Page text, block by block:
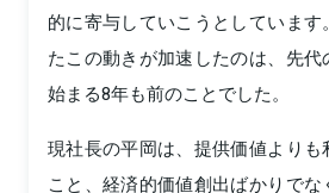
的に寄与していこうとしていま
たこの動きが加速したのは、先
始まる8年も前のことでした。
現社長の平岡は、提供価値よりも
こと、経済的価値創出ばかりで